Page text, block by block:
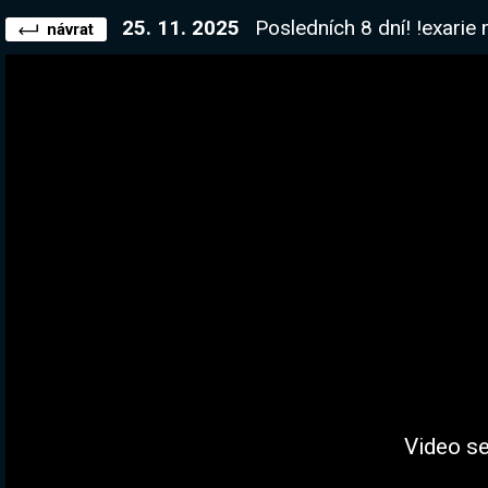
návrat 25. 11. 2025 Posledních 8 dní! !exarie má 15 milionů -
Video